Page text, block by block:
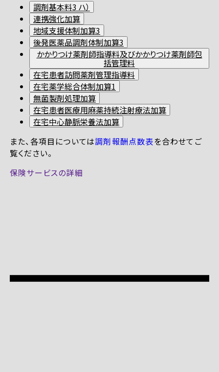
調剤基本料3 ハ）
連携強化加算
地域支援体制加算3
後発医薬品調剤体制加算3
かかりつけ薬剤師指導料及びかかりつけ薬剤師包
括管理料
在宅患者訪問薬剤管理指導料
在宅薬学総合体制加算1
無菌製剤処理加算
在宅患者医療用麻薬持続注射療法加算
在宅中心静脈栄養法加算
また、各項目については調剤報酬点数表を合わせてご
覧ください。
保険サービスの詳細